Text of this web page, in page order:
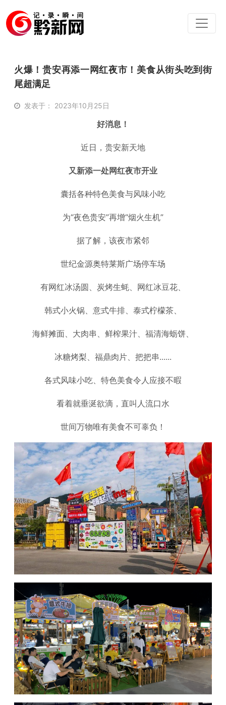
火爆！贵安再添一网红夜市！美食从街头吃到街
尾超满足
发表于： 2023年10月25日
好消息！
近日，贵安新天地
又新添一处网红夜市开业
囊括各种特色美食与风味小吃
为“夜色贵安”再增“烟火生机”
据了解，该夜市紧邻
世纪金源奥特莱斯广场停车场
有网红冰汤圆、炭烤生蚝、网红冰豆花、
韩式小火锅、意式牛排、泰式柠檬茶、
海鲜摊面、大肉串、鲜榨果汁、福清海蛎饼、
冰糖烤梨、福鼎肉片、把把串......
各式风味小吃、特色美食令人应接不暇
看着就垂涎欲滴，直叫人流口水
世间万物唯有美食不可辜负！